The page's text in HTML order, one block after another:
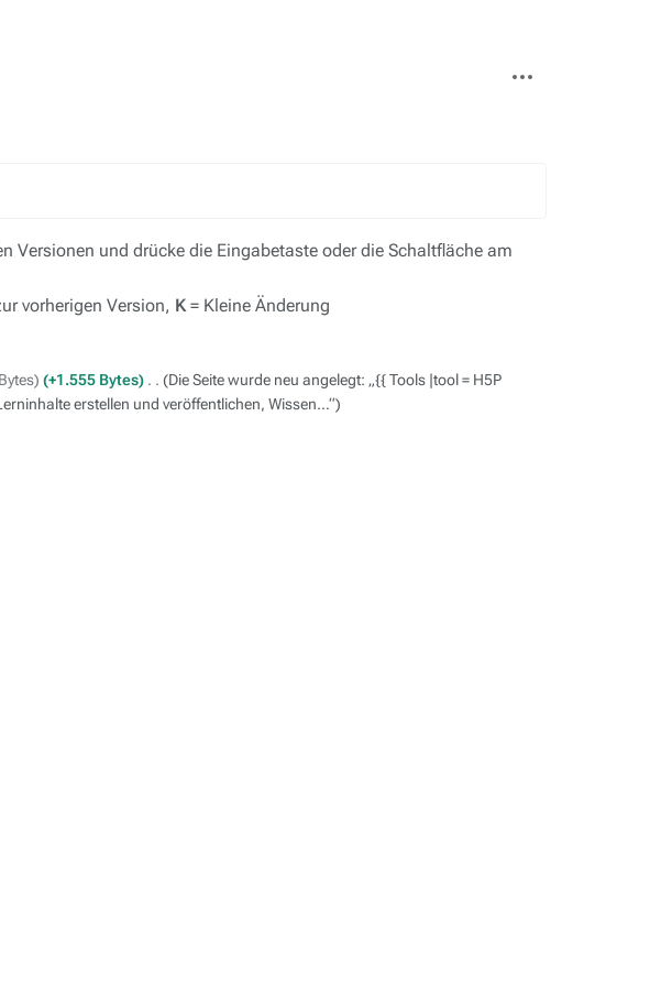
Aktionen
Versionen und drücke die Eingabetaste oder die Schaltfläche am
vorherigen Version, K= Kleine Änderung
+1.555 Bytes
Die Seite wurde neu angelegt: „{{ Tools |tool = H5P
erstellen und veröffentlichen, Wissen…“